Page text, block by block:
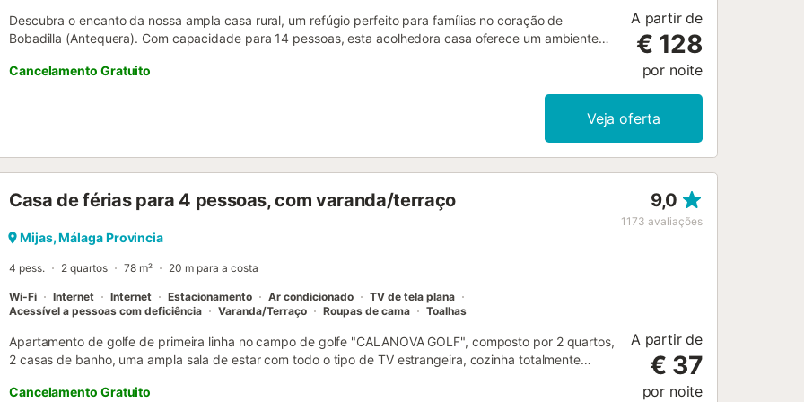
Descubra o encanto da nossa ampla casa rural, um refúgio perfeito para famílias no coração de
Bobadilla (Antequera). Com capacidade para 14 pessoas, esta acolhedora casa oferece um ambiente
quartos espaçosos, 3 casas de banho completas e uma grande sala de estar com lareira e área de
jantar, onde se poderão reunir num ambiente acolhedor e confortável. A cozinha está totalmente
equipada com tudo o necessário para a vossa comodidade, incluindo máquina de lavar loiça, máquina
churrasqueira, o local perfeito para desfrutar ao ar livre e de momentos inesquecíveis. Localizada a
história, ideal para quem procura uma experiência autêntica. Venham viver uma estadia única na nossa
Cancelamento Gratuito
A partir de
€ 128
por noite
Veja oferta
Casa de férias para 4 pessoas, com varanda/terraço 9,0
1173 avaliações
Mijas, Málaga Provincia
4 pess. 2 quartos 78 m² 20 m para a costa
Wi-Fi Internet Internet Estacionamento Ar condicionado
TV de tela plana
Acessível a pessoas com deficiência
Varanda/Terraço Roupas de cama Toalhas
Apartamento de golfe de primeira linha no campo de golfe "CALANOVA GOLF", composto por 2 quartos,
2 casas de banho, uma ampla sala de estar com todo o tipo de TV estrangeira, cozinha totalmente
minutos das famosas Marbella e Fuengirola, bem como a 25 minutos do aeroporto internacional de
Cancelamento Gratuito
A partir de
€ 37
por noite